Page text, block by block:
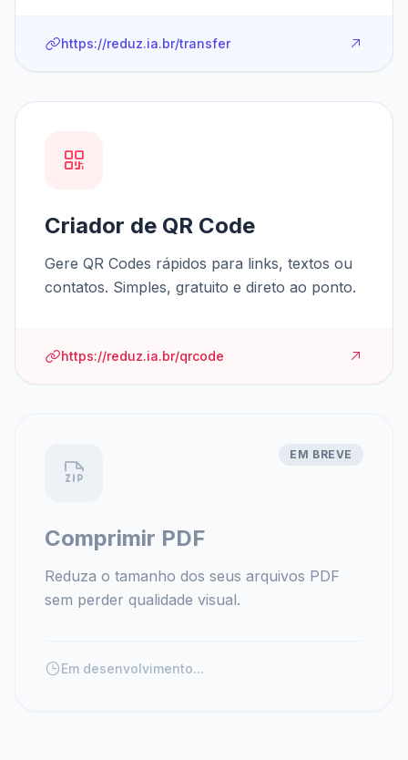
https://reduz.ia.br/transfer
Criador de QR Code
Gere QR Codes rápidos para links, textos ou
contatos. Simples, gratuito e direto ao ponto.
https://reduz.ia.br/qrcode
EM BREVE
Comprimir PDF
Reduza o tamanho dos seus arquivos PDF
sem perder qualidade visual.
Em desenvolvimento...